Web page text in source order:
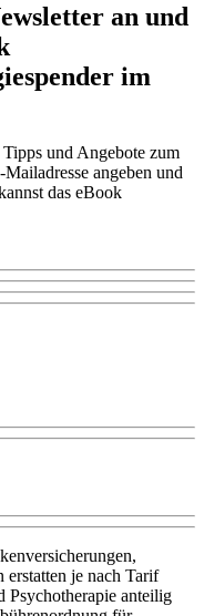
an und
im
und Angebote zum
angeben und
das eBook
erstatten je nach Tarif
Psychotherapie anteilig